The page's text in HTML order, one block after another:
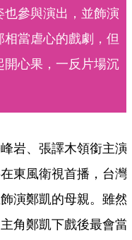
參與演出，並飾演
當虐心的戲劇，但
心果，一反片場沉
岩、張譯木領銜主演
東風衛視首播，台灣
演鄭凱的母親。雖然
角鄭凱下戲後最會當